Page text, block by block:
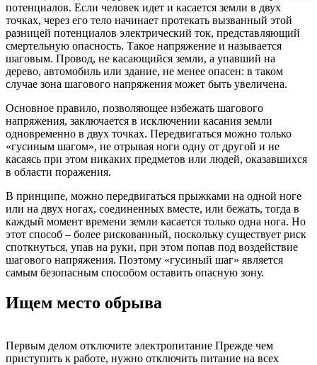
потенциалов. Если человек идет и касается земли в двух
точках, через его тело начинает протекать вызванный этой
разницей потенциалов электрический ток, представляющий
смертельную опасность. Такое напряжение и называется
шаговым. Провод, не касающийся земли, а упавший на
дерево, автомобиль или здание, не менее опасен: в таком
случае зона шагового напряжения может быть увеличена.
Основное правило, позволяющее избежать шагового
напряжения, заключается в исключении касания земли
одновременно в двух точках. Передвигаться можно только
«гусиным шагом», не отрывая ноги одну от другой и не
касаясь при этом никаких предметов или людей, оказавшихся
в области поражения.
В принципе, можно передвигаться прыжками на одной ноге
или на двух ногах, соединенных вместе, или бежать, тогда в
каждый момент времени земли касается только одна нога. Но
этот способ – более рискованный, поскольку существует риск
споткнуться, упав на руки, при этом попав под воздействие
шагового напряжения. Поэтому «гусиный шаг» является
самым безопасным способом оставить опасную зону.
Ищем место обрыва
Первым делом отключите электропитание Прежде чем
приступить к работе, нужно отключить питание на всех